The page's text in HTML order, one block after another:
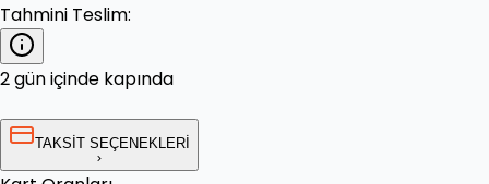
Tahmini Teslim:
2 gün içinde kapında
TAKSİT SEÇENEKLERİ